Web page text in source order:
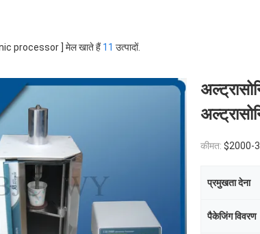
processor ] मेल खाते हैं11 उत्पादों.
कीमत: $2000-
प्रमुखता देना
पैकेजिंग विवरण